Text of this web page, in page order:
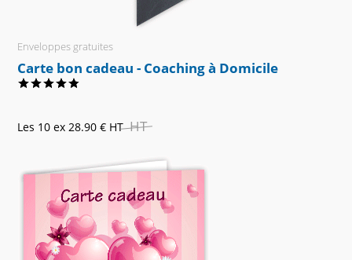
Enveloppes gratuites
Carte bon cadeau - Coaching à Domicile
Les 10 ex 28.90 € HT HT